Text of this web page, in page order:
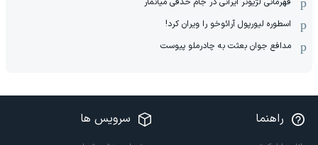
اسطوره لیورپول آرائوخو را ویران کرد!
مدافع جوان بعثت به چادرملو پیوست
راهنما سرویس ها